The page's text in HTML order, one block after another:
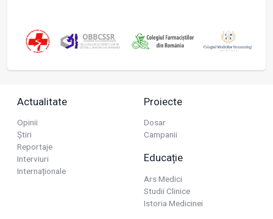
Actualitate
Opinii
Știri
Reportaje
Interviuri
Internaționale
Proiecte
Dosar
Campanii
Educație
Ars Medici
Studii Clinice
Istoria Medicinei